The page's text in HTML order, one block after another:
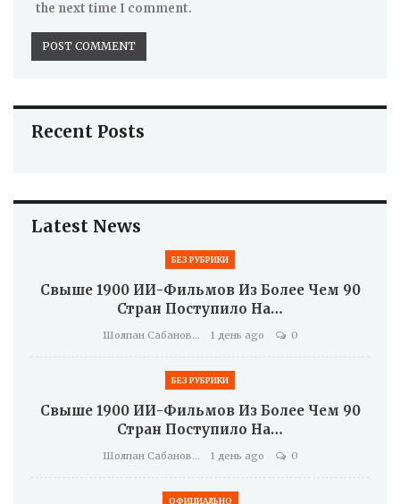
the next time I comment.
Recent Posts
Latest News
БЕЗ РУБРИКИ
Свыше 1900 ИИ-Фильмов Из Более Чем 90
Стран Поступило На…
Шолпан Сабанова 1 день ago 0
БЕЗ РУБРИКИ
Свыше 1900 ИИ-Фильмов Из Более Чем 90
Стран Поступило На…
Шолпан Сабанова 1 день ago 0
ОФИЦИАЛЬНО